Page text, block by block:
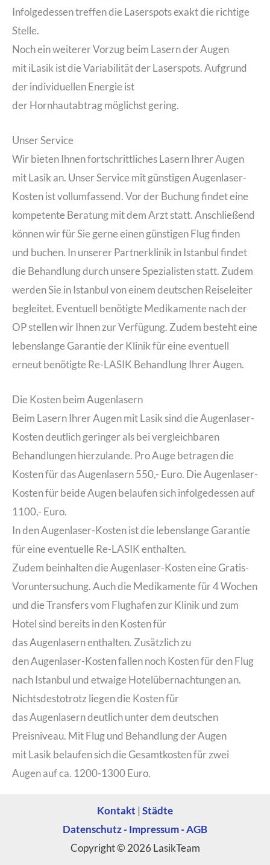
Infolgedessen treffen die Laserspots exakt die richtige
Stelle.
Noch ein weiterer Vorzug beim Lasern der Augen
mit iLasik ist die Variabilität der Laserspots. Aufgrund
der individuellen Energie ist
der Hornhautabtrag möglichst gering.
Unser Service
Wir bieten Ihnen fortschrittliches Lasern Ihrer Augen
mit Lasik an. Unser Service mit günstigen Augenlaser-
Kosten ist vollumfassend. Vor der Buchung findet eine
kompetente Beratung mit dem Arzt statt. Anschließend
können wir für Sie gerne einen günstigen Flug finden
und buchen. In unserer Partnerklinik in Istanbul findet
die Behandlung durch unsere Spezialisten statt. Zudem
werden Sie in Istanbul von einem deutschen Reiseleiter
begleitet. Eventuell benötigte Medikamente nach der
OP stellen wir Ihnen zur Verfügung. Zudem besteht eine
lebenslange Garantie der Klinik für eine eventuell
erneut benötigte Re-LASIK Behandlung Ihrer Augen.
Die Kosten beim Augenlasern
Beim Lasern Ihrer Augen mit Lasik sind die Augenlaser-
Kosten deutlich geringer als bei vergleichbaren
Behandlungen hierzulande. Pro Auge betragen die
Kosten für das Augenlasern 550,- Euro. Die Augenlaser-
Kosten für beide Augen belaufen sich infolgedessen auf
1100,- Euro.
In den Augenlaser-Kosten ist die lebenslange Garantie
für eine eventuelle Re-LASIK enthalten.
Zudem beinhalten die Augenlaser-Kosten eine Gratis-
Voruntersuchung. Auch die Medikamente für 4 Wochen
und die Transfers vom Flughafen zur Klinik und zum
Hotel sind bereits in den Kosten für
das Augenlasern enthalten. Zusätzlich zu
den Augenlaser-Kosten fallen noch Kosten für den Flug
nach Istanbul und etwaige Hotelübernachtungen an.
Nichtsdestotrotz liegen die Kosten für
das Augenlasern deutlich unter dem deutschen
Preisniveau. Mit Flug und Behandlung der Augen
mit Lasik belaufen sich die Gesamtkosten für zwei
Augen auf ca. 1200-1300 Euro.
Kontakt | Städte
Datenschutz - Impressum - AGB
Copyright © 2026 LasikTeam